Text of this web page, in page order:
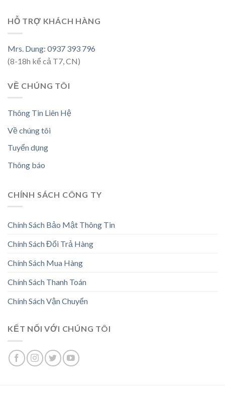
HỖ TRỢ KHÁCH HÀNG
Mrs. Dung: 0937 393 796
(8-18h kể cả T7, CN)
VỀ CHÚNG TÔI
Thông Tin Liên Hệ
Về chúng tôi
Tuyển dụng
Thông báo
CHÍNH SÁCH CÔNG TY
Chính Sách Bảo Mật Thông Tin
Chính Sách Đổi Trả Hàng
Chính Sách Mua Hàng
Chính Sách Thanh Toán
Chính Sách Vận Chuyển
KẾT NỐI VỚI CHÚNG TÔI